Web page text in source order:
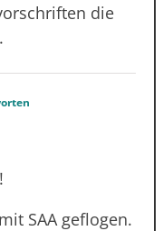
die
SAA geflogen.